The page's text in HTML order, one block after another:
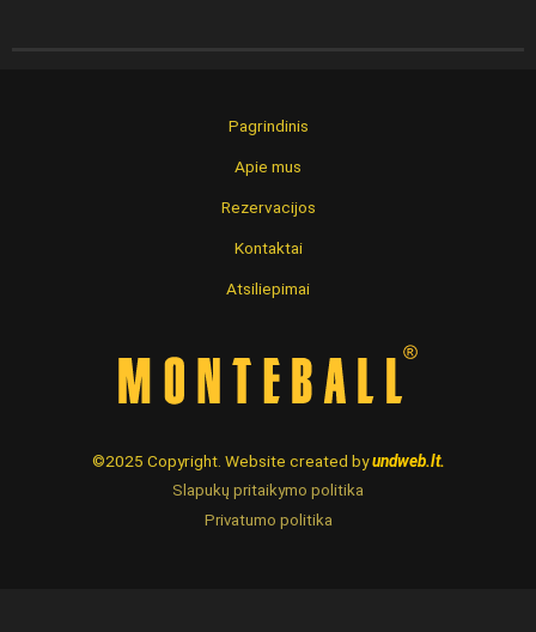
Pagrindinis
Apie mus
Rezervacijos
Kontaktai
Atsiliepimai
©2025 Copyright. Website created byundweb.lt.
Slapukų pritaikymo politika
Privatumo politika